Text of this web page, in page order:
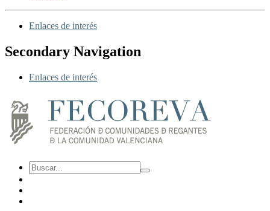
Enlaces de interés
Secondary Navigation
Enlaces de interés